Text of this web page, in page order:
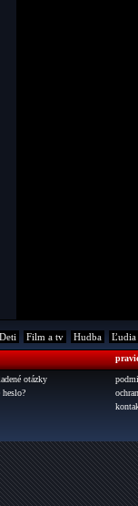
Deti Film a tv Hudba Ľudia
otázky
heslo?